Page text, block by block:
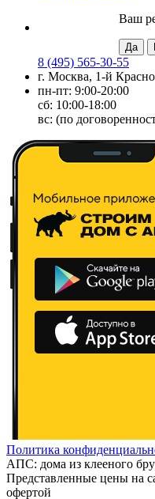
Ваш
8 (495) 565-30-55
г. Москва, 1-й
пн-пт: 9:00-20:00
сб: 10:00-18:00
вс: (по
Политика
АПС: дома из клееного
Представленные цены на
офертой